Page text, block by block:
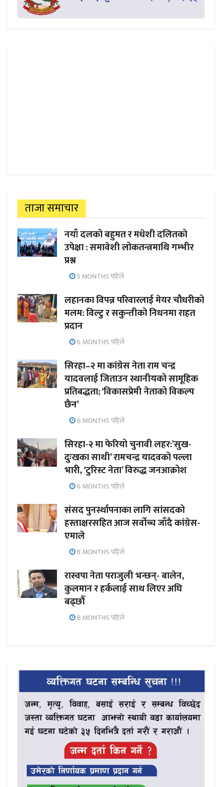
ताजा समाचार
नयाँ दलको बहुमत र मधेशी दलितको
उपेक्षा : समावेशी लोकतन्त्रमाथि गम्भीर
प्रश्न
5 MONTHS पहिले
लहानका विपन्न परिवारलाई मेयर चौधरीको
मलम: विल्टु र सकुन्तीको निधनमा राहत
प्रदान
6 MONTHS पहिले
सिरहा–२ मा कांग्रेस नेता राम चन्द्र
यादवलाई जिताउन स्थानीयको सामूहिक
प्रतिबद्धता; ‘विकासप्रेमी नेताको विकल्प
छैन’
6 MONTHS पहिले
सिरहा-२ मा फेरियो चुनावी लहर:’सुख-
दुःखका साथी’ रामचन्द्र यादवको पल्ला
भारी, ‘टुरिस्ट नेता’ विरुद्ध जनआक्रोश
6 MONTHS पहिले
संसद पुनर्स्थापनाका लागि सांसदको
हस्ताक्षरसहित आज सर्वोच्च जाँदै कांग्रेस-
एमाले
8 MONTHS पहिले
रास्वपा नेता पराजुली भन्छन्- बालेन,
कुलमान र हर्कलाई साथ लिएर अघि
बढ्छौँ
8 MONTHS पहिले